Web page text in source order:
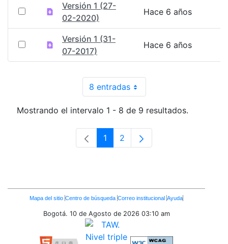
Versión 1 (27-
02-2020)
Hace 6 años
Versión 1 (31-
07-2017)
Hace 6 años
8 entradasPor página
Mostrando el intervalo 1 - 8 de 9 resultados.
Página
1 Página
2
Enlaces
Inferiores
Mapa del sitio Centro de búsqueda Correo institucional Ayuda
Bogotá. 10 de Agosto de 2026 03:10 am